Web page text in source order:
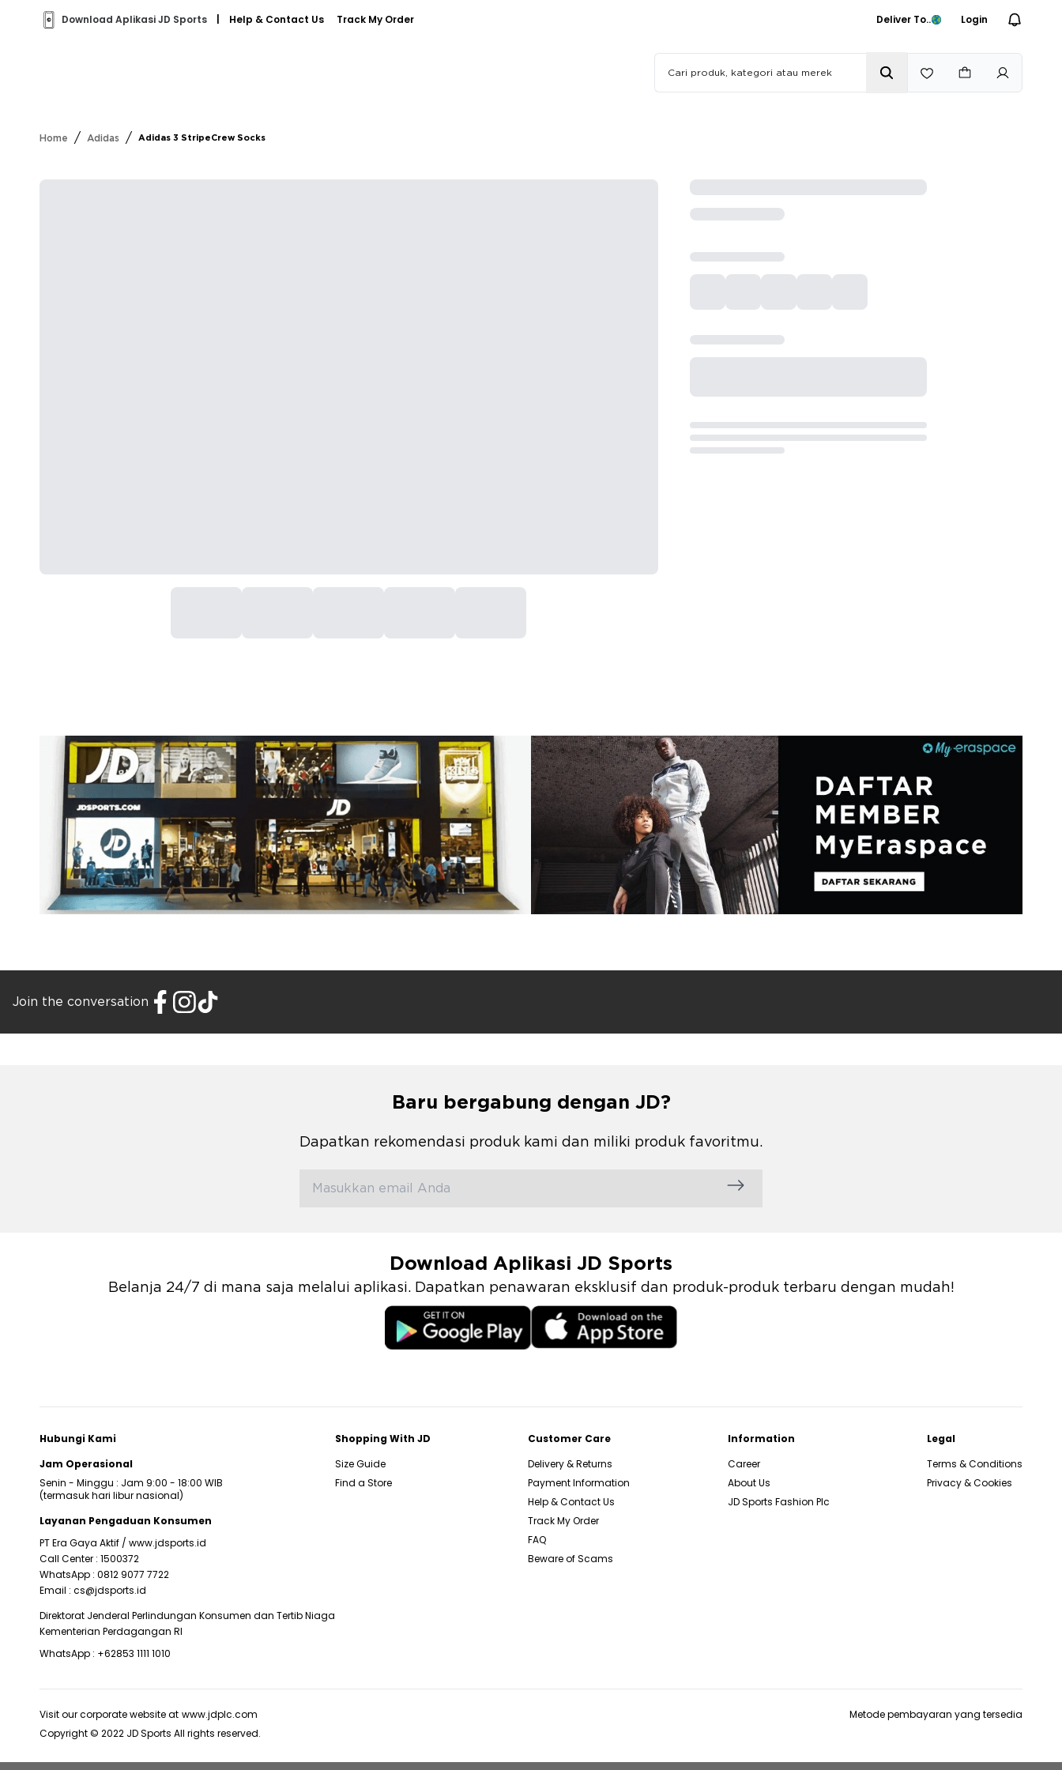
Download Aplikasi JD Sports Help & Contact Us Track My Order Deliver To.. Login
Home / Adidas / Adidas 3 StripeCrew Socks
Join the conversation
Baru bergabung dengan JD?
Dapatkan rekomendasi produk kami dan miliki produk favoritmu.
Download Aplikasi JD Sports
Belanja 24/7 di mana saja melalui aplikasi. Dapatkan penawaran eksklusif dan produk-produk terbaru dengan mudah!
Hubungi Kami
Jam Operasional
Senin - Minggu : Jam 9:00 - 18:00 WIB
(termasuk hari libur nasional)
Layanan Pengaduan Konsumen
PT Era Gaya Aktif / www.jdsports.id
Call Center : 1500372
WhatsApp : 0812 9077 7722
Email : cs@jdsports.id
Direktorat Jenderal Perlindungan Konsumen dan Tertib Niaga
Kementerian Perdagangan RI
WhatsApp : +62853 1111 1010
Shopping With JD
Size Guide
Find a Store
Customer Care
Delivery & Returns
Payment Information
Help & Contact Us
Track My Order
FAQ
Beware of Scams
Information
Career
About Us
JD Sports Fashion Plc
Legal
Terms & Conditions
Privacy & Cookies
Visit our corporate website at www.jdplc.com
Copyright © 2022 JD Sports All rights reserved.
Metode pembayaran yang tersedia